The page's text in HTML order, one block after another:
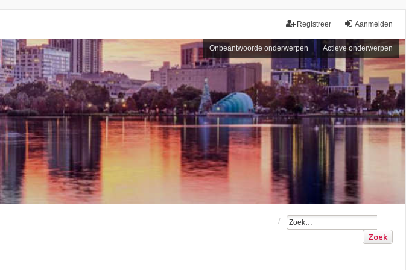
Aanmelden
Registreer
Onbeantwoorde onderwerpen Actieve onderwerpen
Zoek